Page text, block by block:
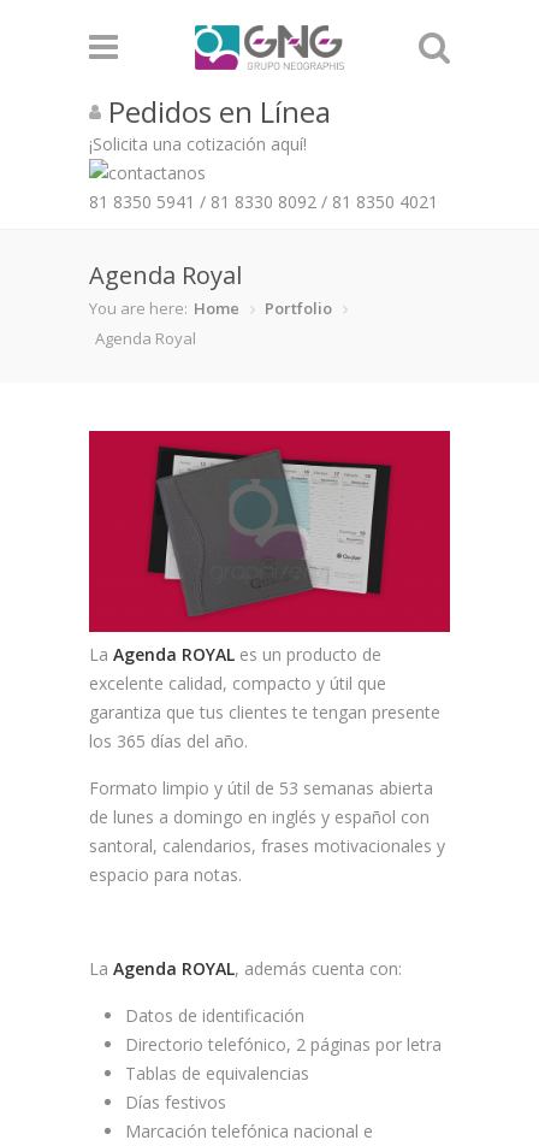
Pedidos en Línea
¡Solicita una cotización aquí!
81 8350 5941 / 81 8330 8092 / 81 8350 4021
Agenda Royal
You are here: Home
Portfolio
Agenda Royal
La Agenda ROYAL es un producto de
excelente calidad, compacto y útil que
garantiza que tus clientes te tengan presente
los 365 días del año.
Formato limpio y útil de 53 semanas abierta
de lunes a domingo en inglés y español con
santoral, calendarios, frases motivacionales y
espacio para notas.
La Agenda ROYAL, además cuenta con:
Datos de identificación
Directorio telefónico, 2 páginas por letra
Tablas de equivalencias
Días festivos
Marcación telefónica nacional e